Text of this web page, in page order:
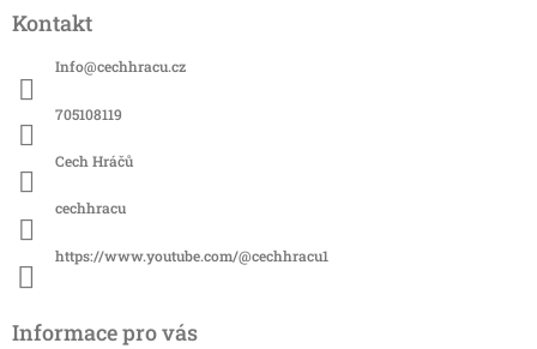
pKontakt
Info@cechhracu.cz
705108119
Cech Hráčů
cechhracu
https://www.youtube.com/@cechhracu1
Informace pro vás